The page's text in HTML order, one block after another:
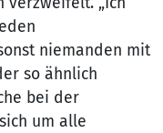
niemanden mit
so ähnlich
bei der
um alle